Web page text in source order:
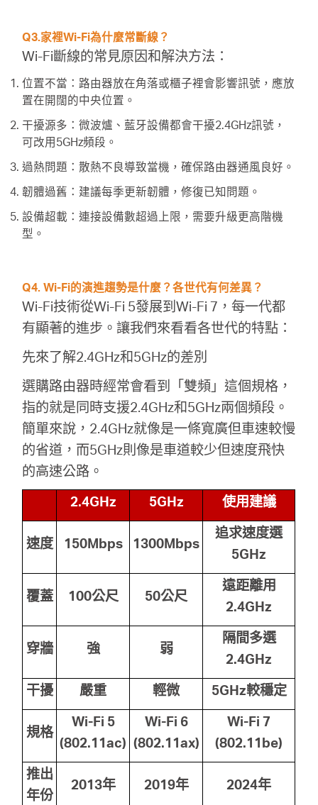
Q3.家裡Wi-Fi為什麼常斷線？
Wi-Fi斷線的常見原因和解決方法：
位置不當：路由器放在角落或櫃子裡會影響訊號，應放
置在開闊的中央位置。
干擾源多：微波爐、藍牙設備都會干擾2.4GHz訊號，
可改用5GHz頻段。
過熱問題：散熱不良導致當機，確保路由器通風良好。
韌體過舊：建議每季更新韌體，修復已知問題。
設備超載：連接設備數超過上限，需要升級更高階機
型。
Q4. Wi-Fi的演進趨勢是什麼？各世代有何差異？
Wi-Fi技術從Wi-Fi 5發展到Wi-Fi 7，每一代都
有顯著的進步。讓我們來看看各世代的特點：
先來了解2.4GHz和5GHz的差別
選購路由器時經常會看到「雙頻」這個規格，
指的就是同時支援2.4GHz和5GHz兩個頻段。
簡單來說，2.4GHz就像是一條寬廣但車速較慢
的省道，而5GHz則像是車道較少但速度飛快
的高速公路。
2.4GHz
5GHz 使用建議
速度 150Mbps 1300Mbps
追求速度選
5GHz
覆蓋 100公尺 50公尺
遠距離用
2.4GHz
穿牆 強 弱
隔間多選
2.4GHz
干擾
嚴重 輕微 5GHz較穩定
規格
Wi-Fi 5
(802.11ac)
Wi-Fi 6
(802.11ax)
Wi-Fi 7
(802.11be)
推出
年份
2013年 2019年 2024年